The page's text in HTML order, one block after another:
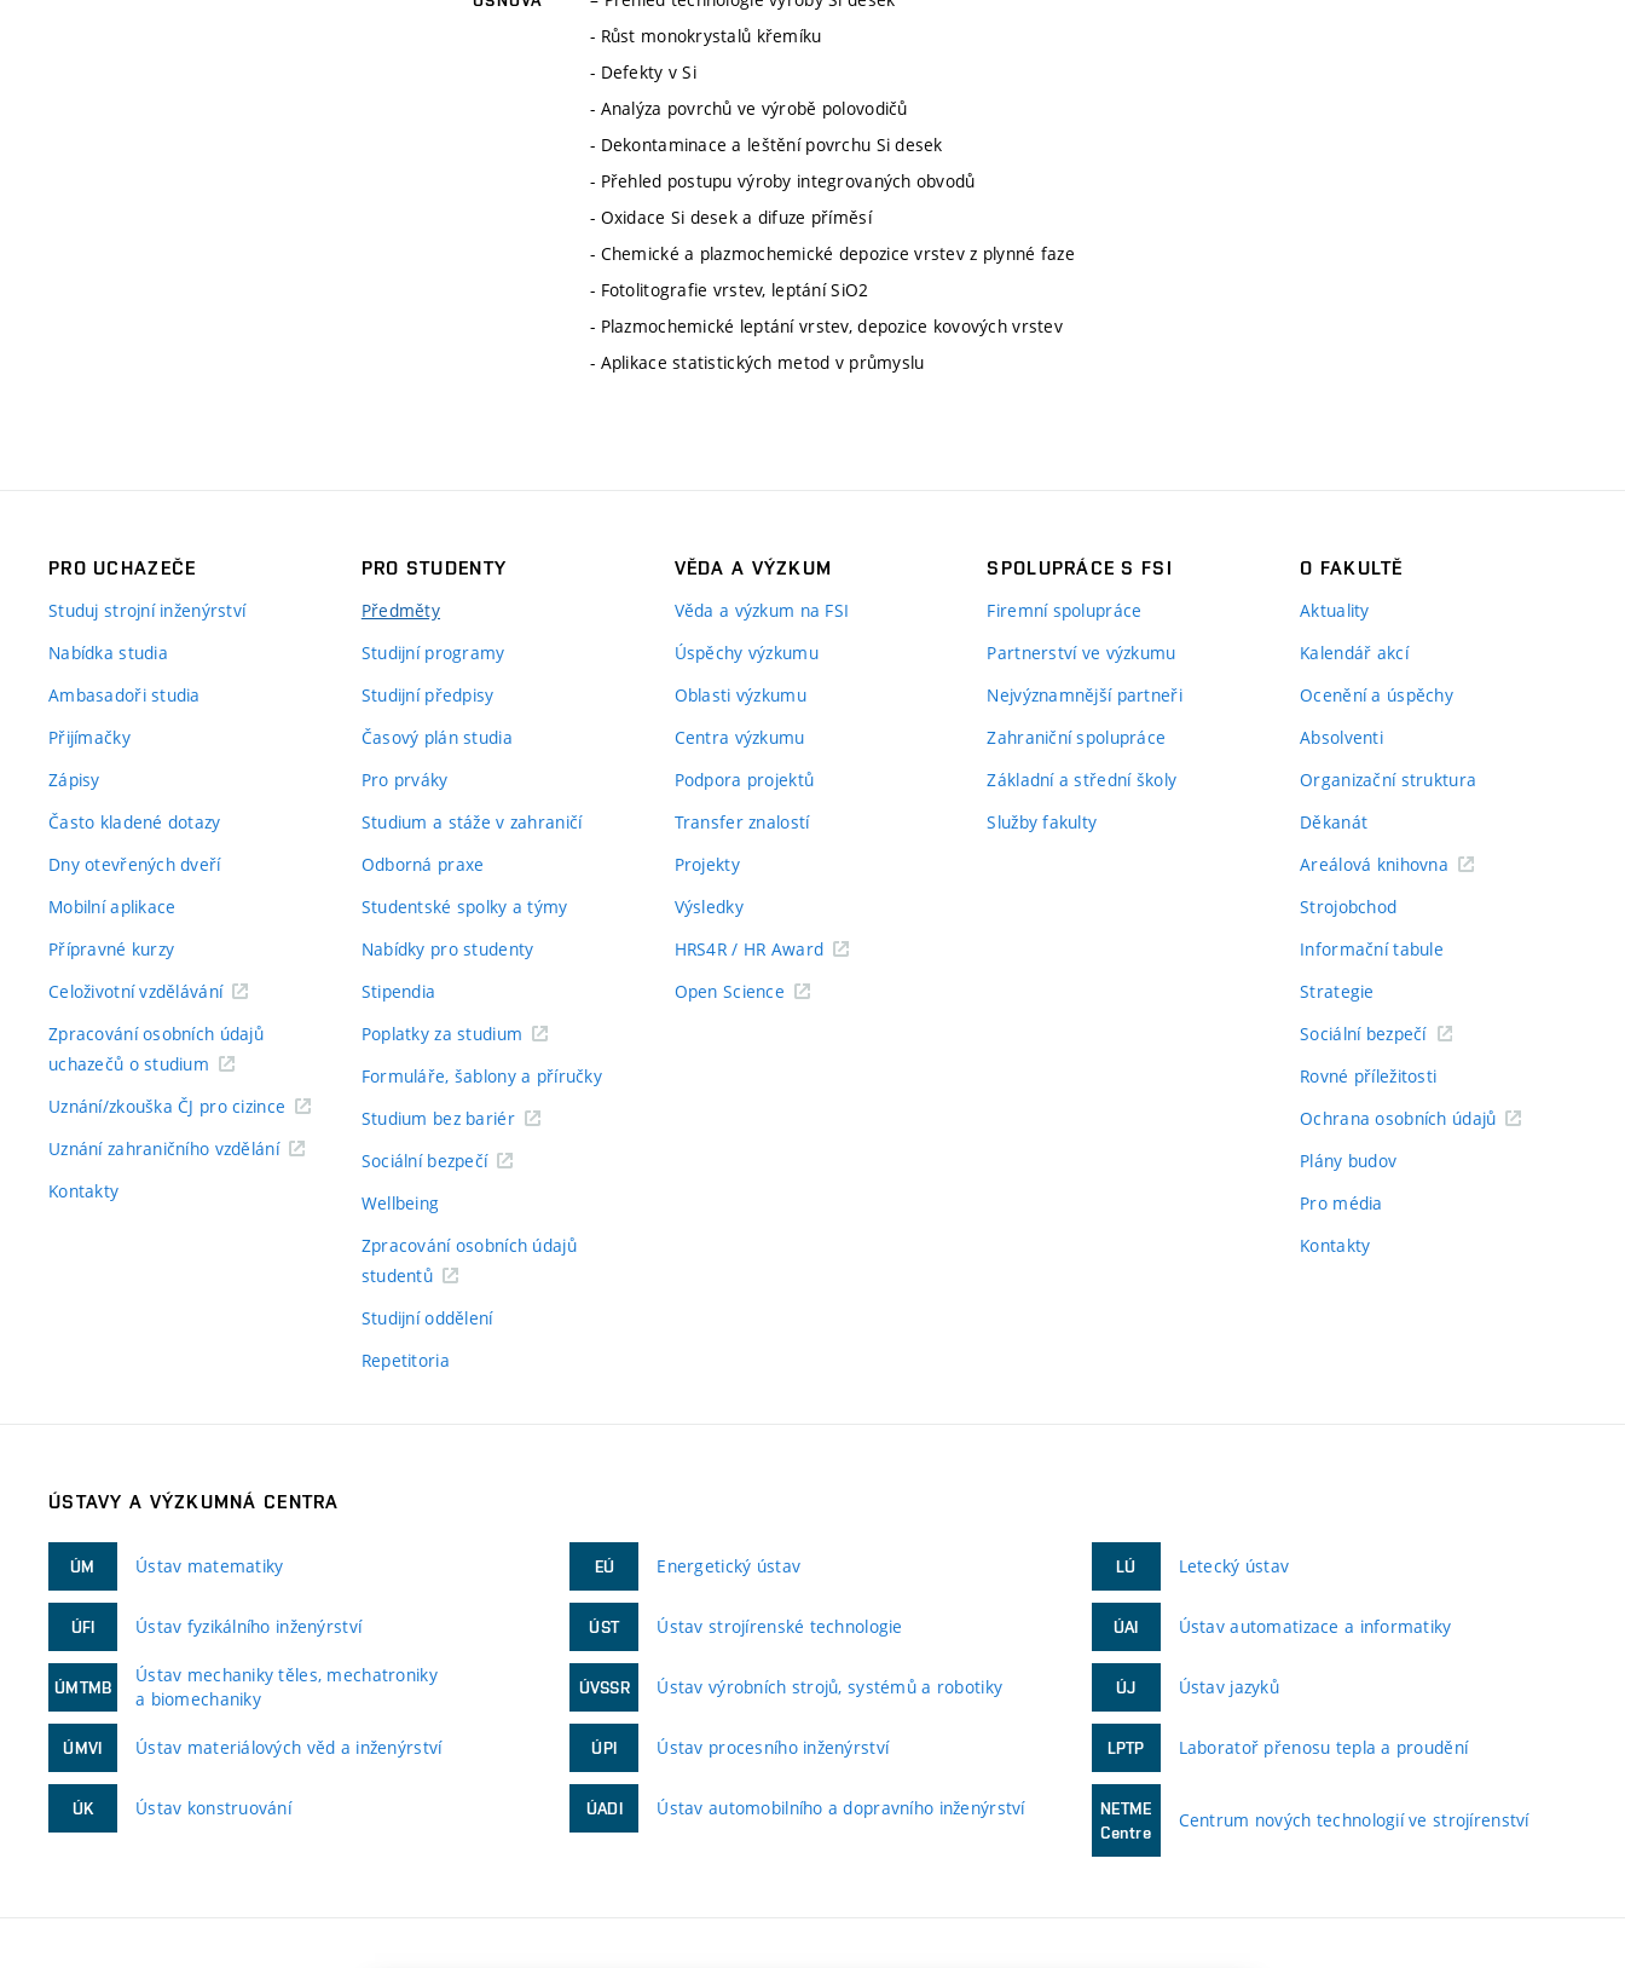
- Růst monokrystalů křemíku
- Defekty v Si
- Analýza povrchů ve výrobě polovodičů
- Dekontaminace a leštění povrchu Si desek
- Přehled postupu výroby integrovaných obvodů
- Oxidace Si desek a difuze příměsí
- Chemické a plazmochemické depozice vrstev z plynné faze
- Fotolitografie vrstev, leptání SiO2
- Plazmochemické leptání vrstev, depozice kovových vrstev
- Aplikace statistických metod v průmyslu
PRO UCHAZEČE
Studuj strojní inženýrství
Nabídka studia
Ambasadoři studia
Přijímačky
Zápisy
Často kladené dotazy
Dny otevřených dveří
Mobilní aplikace
Přípravné kurzy
Celoživotní vzdělávání
Zpracování osobních údajů
uchazečů o studium
Uznání/zkouška ČJ pro cizince
Uznání zahraničního vzdělání
Kontakty
PRO STUDENTY
Předměty
Studijní programy
Studijní předpisy
Časový plán studia
Pro prváky
Studium a stáže v zahraničí
Odborná praxe
Studentské spolky a týmy
Nabídky pro studenty
Stipendia
Poplatky za studium
Formuláře, šablony a příručky
Studium bez bariér
Sociální bezpečí
Wellbeing
Zpracování osobních údajů
studentů
Studijní oddělení
Repetitoria
VĚDA A VÝZKUM
Věda a výzkum na FSI
Úspěchy výzkumu
Oblasti výzkumu
Centra výzkumu
Podpora projektů
Transfer znalostí
Projekty
Výsledky
HRS4R / HR Award
Open Science
SPOLUPRÁCE S FSI
Firemní spolupráce
Partnerství ve výzkumu
Nejvýznamnější partneři
Zahraniční spolupráce
Základní a střední školy
Služby fakulty
O FAKULTĚ
Aktuality
Kalendář akcí
Ocenění a úspěchy
Absolventi
Organizační struktura
Děkanát
Areálová knihovna
Strojobchod
Informační tabule
Strategie
Sociální bezpečí
Rovné příležitosti
Ochrana osobních údajů
Plány budov
Pro média
Kontakty
ÚSTAVY A VÝZKUMNÁ CENTRA
ÚM Ústav matematiky
ÚFI Ústav fyzikálního inženýrství
ÚMTMB
Ústav mechaniky těles, mechatroniky
a biomechaniky
ÚMVI Ústav materiálových věd a inženýrství
ÚK Ústav konstruování
EÚ Energetický ústav
ÚST Ústav strojírenské technologie
ÚVSSR Ústav výrobních strojů, systémů a robotiky
ÚPI Ústav procesního inženýrství
ÚADI Ústav automobilního a dopravního inženýrství
LÚ Letecký ústav
ÚAI Ústav automatizace a informatiky
ÚJ Ústav jazyků
LPTP Laboratoř přenosu tepla a proudění
NETME
Centre
Centrum nových technologií ve strojírenství